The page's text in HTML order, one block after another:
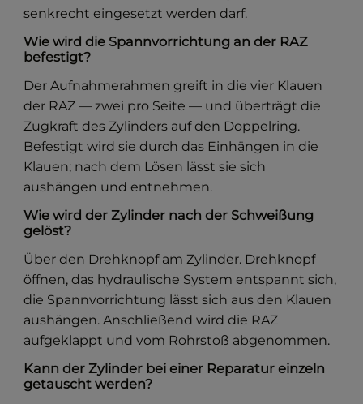
senkrecht eingesetzt werden darf.
Wie wird die Spannvorrichtung an der RAZ
befestigt?
Der Aufnahmerahmen greift in die vier Klauen
der RAZ — zwei pro Seite — und überträgt die
Zugkraft des Zylinders auf den Doppelring.
Befestigt wird sie durch das Einhängen in die
Klauen; nach dem Lösen lässt sie sich
aushängen und entnehmen.
Wie wird der Zylinder nach der Schweißung
gelöst?
Über den Drehknopf am Zylinder. Drehknopf
öffnen, das hydraulische System entspannt sich,
die Spannvorrichtung lässt sich aus den Klauen
aushängen. Anschließend wird die RAZ
aufgeklappt und vom Rohrstoß abgenommen.
Kann der Zylinder bei einer Reparatur einzeln
getauscht werden?